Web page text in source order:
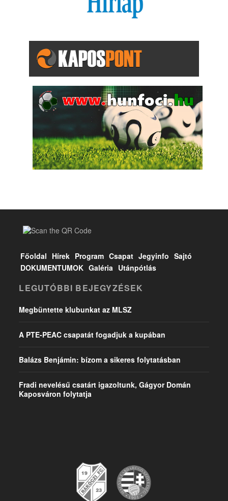
Főoldal Hírek Program Csapat Jegyinfo Sajtó
DOKUMENTUMOK Galéria Utánpótlás
LEGUTÓBBI BEJEGYZÉSEK
Megbüntette klubunkat az MLSZ
A PTE-PEAC csapatát fogadjuk a kupában
Balázs Benjámin: bízom a sikeres folytatásban
Fradi nevelésű csatárt igazoltunk, Gágyor Domán
Kaposváron folytatja